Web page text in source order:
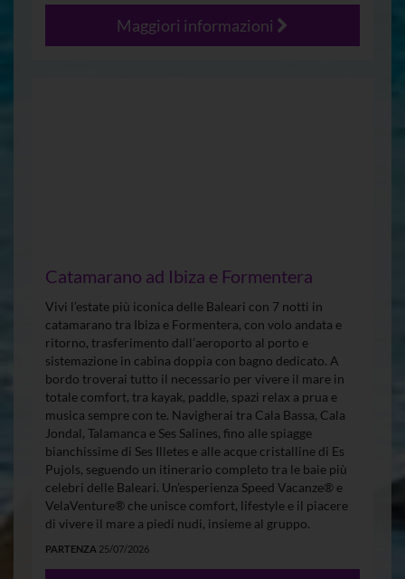
Maggiori informazioni
Catamarano ad Ibiza e Formentera
Vivi l’estate più iconica delle Baleari con 7 notti in
catamarano tra Ibiza e Formentera, con volo andata e
ritorno, trasferimento dall’aeroporto al porto e
sistemazione in cabina doppia con bagno dedicato. A
bordo troverai tutto il necessario per vivere il mare in
totale comfort, tra kayak, paddle, spazi relax a prua e
musica sempre con te. Navigherai tra Cala Bassa, Cala
Jondal, Talamanca e Ses Salines, fino alle spiagge
bianchissime di Ses Illetes e alle acque cristalline di Es
Pujols, seguendo un itinerario completo tra le baie più
celebri delle Baleari. Un’esperienza Speed Vacanze® e
VelaVenture® che unisce comfort, lifestyle e il piacere
di vivere il mare a piedi nudi, insieme al gruppo.
PARTENZA 25/07/2026